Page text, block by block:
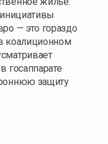
— это гораздо
коалиционном
госаппарате
защиту